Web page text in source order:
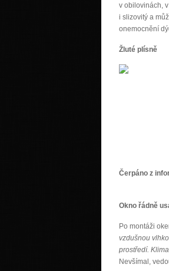
v obilovinách,
i slizovitý a
onemocnění
Žluté plísně
Čerpáno z
Okno řádně
Po montáži
vzdušnou
prostředí.
Nevšímal,